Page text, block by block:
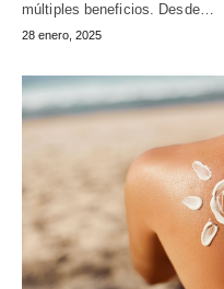
múltiples beneficios. Desde…
28 enero, 2025